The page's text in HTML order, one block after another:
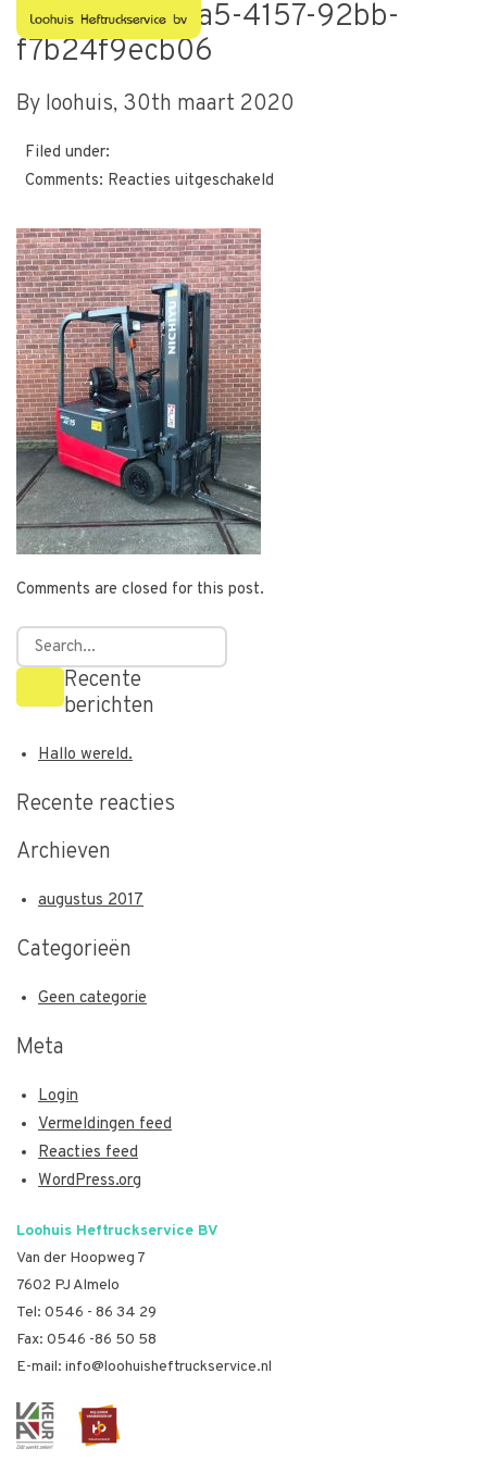
af798946-5ea5-4157-92bb-
f7b24f9ecb06
By loohuis, 30th maart 2020
Filed under:
Comments: Reacties uitgeschakeld
Comments are closed for this post.
Recente
berichten
Hallo wereld.
Recente reacties
Archieven
augustus 2017
Categorieën
Geen categorie
Meta
Login
Vermeldingen feed
Reacties feed
WordPress.org
Loohuis Heftruckservice BV
Van der Hoopweg 7
7602 PJ Almelo
Tel: 0546 - 86 34 29
Fax: 0546 -86 50 58
E-mail: info@loohuisheftruckservice.nl